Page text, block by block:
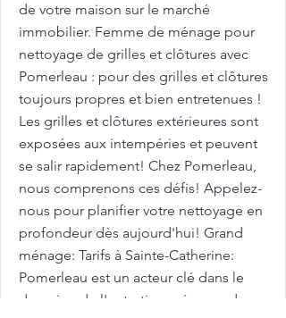
de votre maison sur le marché
immobilier. Femme de ménage pour
nettoyage de grilles et clôtures avec
Pomerleau : pour des grilles et clôtures
toujours propres et bien entretenues !
Les grilles et clôtures extérieures sont
exposées aux intempéries et peuvent
se salir rapidement! Chez Pomerleau,
nous comprenons ces défis! Appelez-
nous pour planifier votre nettoyage en
profondeur dès aujourd'hui! Grand
ménage: Tarifs à Sainte-Catherine:
Pomerleau est un acteur clé dans le
domaine de l'entretien ménager de